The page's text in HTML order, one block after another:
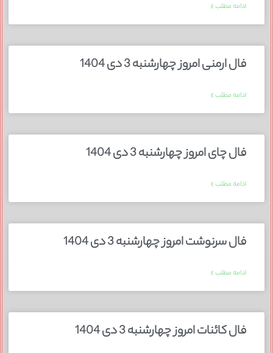
ادامه مطلب »
فال ارمنی امروز چهارشنبه 3 دی 1404
ادامه مطلب »
فال چای امروز چهارشنبه 3 دی 1404
ادامه مطلب »
فال سرنوشت امروز چهارشنبه 3 دی 1404
ادامه مطلب »
فال کائنات امروز چهارشنبه 3 دی 1404